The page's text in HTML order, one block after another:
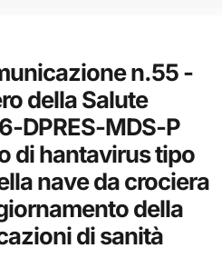
n.55 -
della Salute
DPRES-MDS-P
di hantavirus tipo
nave da crociera
della
di sanità